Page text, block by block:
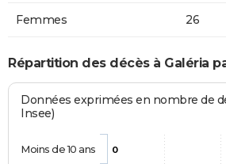
Femmes 26
Répartition des décès à Galéria
Données exprimées en nombre de
Insee)
0
Moins de 10 ans